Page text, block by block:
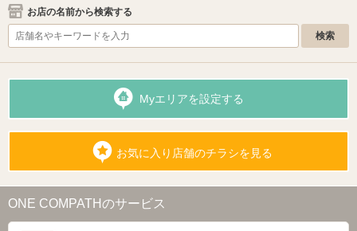
お店の名前から検索する
Myエリアを設定する
お気に入り店舗のチラシを見る
ONE COMPATHのサービス